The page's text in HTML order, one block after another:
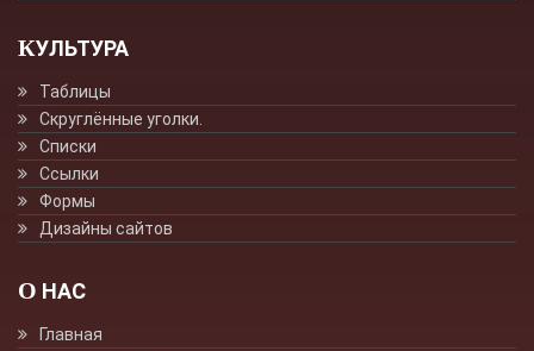
КУЛЬТУРА
Таблицы
Скруглённые уголки.
Списки
Ссылки
Формы
Дизайны сайтов
О НАС
Главная